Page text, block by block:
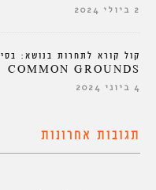
2 ביולי 2024
קול קורא לתחרות
COMMON GROUNDS
4 ביוני 2024
תגובות אחרונות